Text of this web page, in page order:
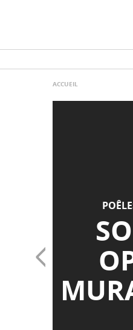
principal
ACCUEIL